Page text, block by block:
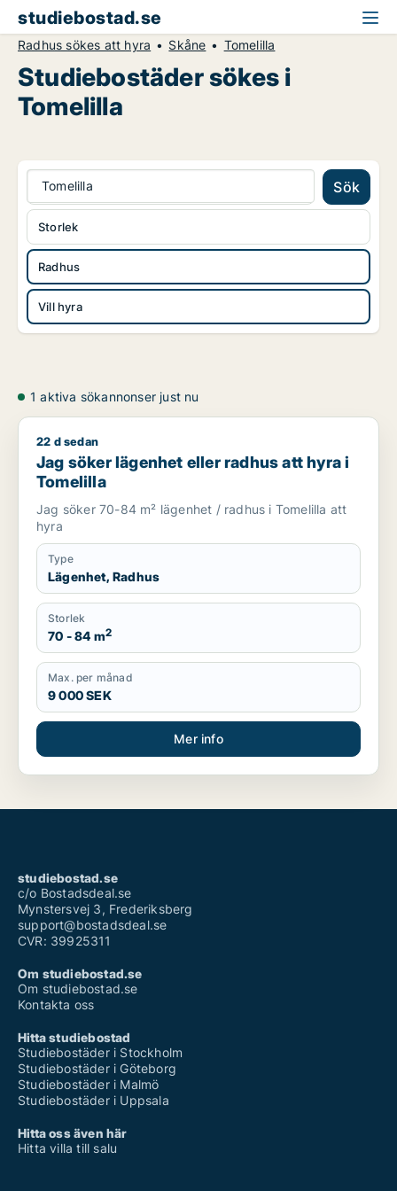
studiebostad.se
Radhus sökes att hyra Skåne Tomelilla
Studiebostäder sökes i
Tomelilla
Tomelilla Sök
Radhus
Vill hyra
Storlek
1 aktiva sökannonser just nu
Jag söker lägenhet eller radhus att hyra i Tomelilla
22 d sedan
Jag söker lägenhet eller radhus att hyra i
Tomelilla
Jag söker 70-84 m² lägenhet / radhus i Tomelilla att
hyra
Type
Lägenhet, Radhus
Storlek
70 - 84 m2
Max. per månad
9 000 SEK
Mer info
studiebostad.se
c/o Bostadsdeal.se
Mynstersvej 3, Frederiksberg
support@bostadsdeal.se
CVR: 39925311
Om studiebostad.se
Om studiebostad.se
Kontakta oss
Hitta studiebostad
Studiebostäder i Stockholm
Studiebostäder i Göteborg
Studiebostäder i Malmö
Studiebostäder i Uppsala
Hitta oss även här
Hitta villa till salu